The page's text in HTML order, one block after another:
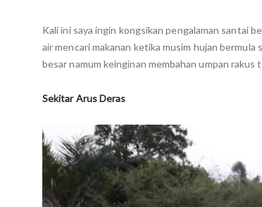
Kali ini saya ingin kongsikan pengalaman santai
air mencari makanan ketika musim hujan
besar namum keinginan membahan umpan rakus
Sekitar Arus Deras